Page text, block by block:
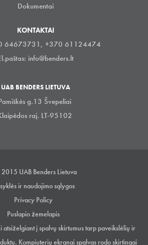
Dokumentai
KONTAKTAI
64673731, +370 61124474
info@benders.lt
UAB BENDERS LIETUVA
g.13 Švepeliai
raj. LT-95102
UAB Benders Lietuva
ir naudojimo sąlygos
Privacy Policy
Puslapio žemelapis
į spalvų skirtumus tarp paveikslėlių ir
Kompiuterių ekranai spalvas rodo skirtingai